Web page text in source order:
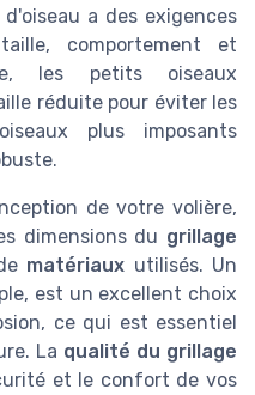
a des exigences
comportement et
les petits oiseaux
réduite pour éviter les
plus imposants
de votre volière,
dimensions du grillage
matériaux utilisés. Un
est un excellent choix
ce qui est essentiel
La qualité du grillage
et le confort de vos